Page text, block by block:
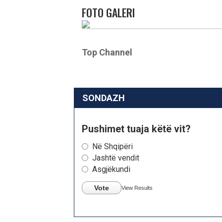
FOTO GALERI
Top Channel
SONDAZH
Pushimet tuaja këtë vit?
Në Shqipëri
Jashtë vendit
Asgjëkundi
Vote View Results